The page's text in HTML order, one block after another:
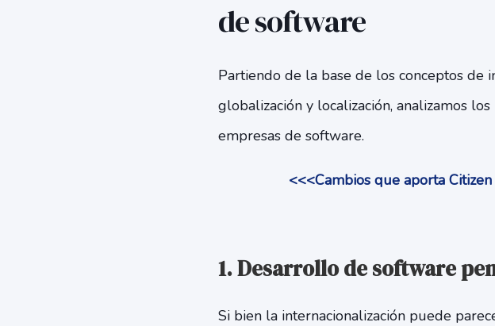
de software
Partiendo de la base de los conceptos de
globalización y localización, analizamos
empresas de software.
<<<Cambios que aporta
1. Desarrollo de software
Si bien la internacionalización puede